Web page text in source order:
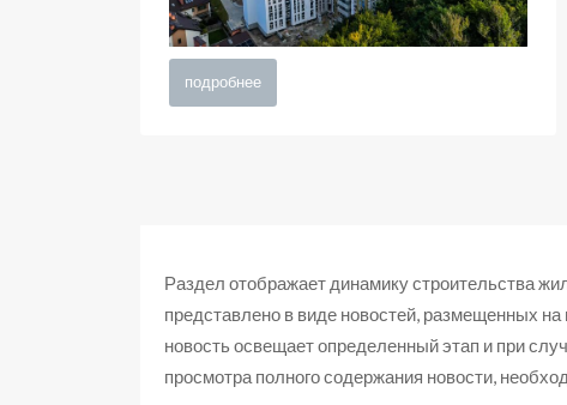
подробнее
Раздел отображает динамику строительства
представлено в виде новостей, размещенных
новость освещает определенный этап и при
просмотра полного содержания новости,